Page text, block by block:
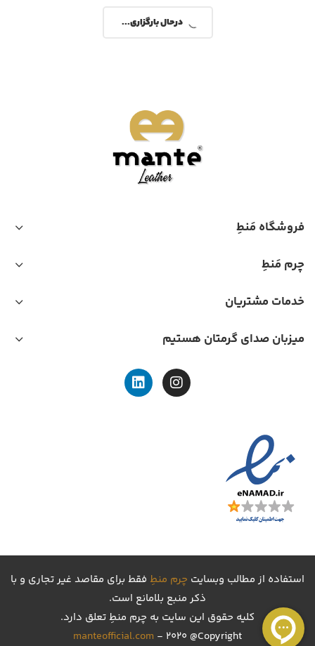
12,999,000
کیف دوشی زنانه مدل H198
-50% 80% تخفیف پلکانی
کفش کالج زنانه مدل Z330
25,998,000
12,999,000